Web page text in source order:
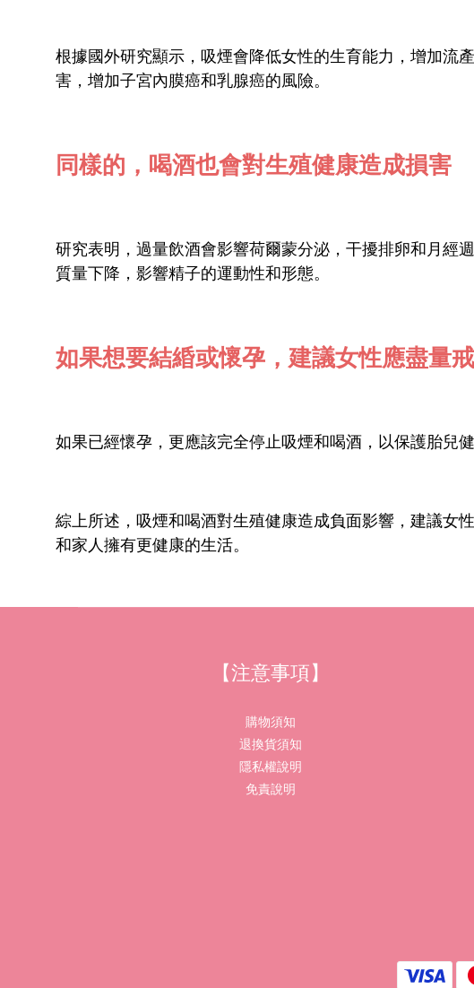
根據國外研究顯示，吸煙會降低女性的生育能力，增加流
害，增加子宮內膜癌和乳腺癌的風險。
同樣的，喝酒也會對生殖健康造成損害
研究表明，過量飲酒會影響荷爾蒙分泌，干擾排卵和月經
質量下降，影響精子的運動性和形態。
如果想要結緍或懷孕，建議女性應盡量
如果已經懷孕，更應該完全停止吸煙和喝酒，以保護胎兒健
綜上所述，吸煙和喝酒對生殖健康造成負面影響，建議女
和家人擁有更健康的生活。
【注意事項】
購物須知
退換貨須知
隱私權說明
免責說明